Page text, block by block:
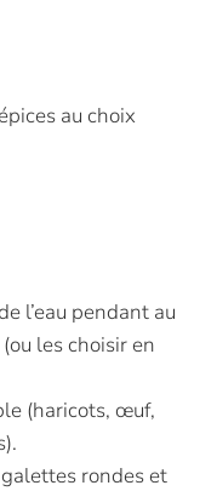
au choix
l’eau pendant au
les choisir en
(haricots, œuf,
rondes et